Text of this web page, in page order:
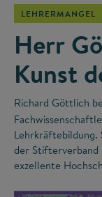
LEHRERMANGEL
Herr
Kunst
Richard Göttlich
Lehrkräftebildung.
der Stifterverband
exzellente